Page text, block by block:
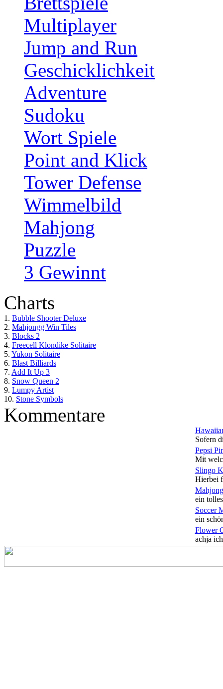
Multiplayer
Jump and Run
Geschicklichkeit
Adventure
Sudoku
Wort Spiele
Point and Klick
Tower Defense
Wimmelbild
Mahjong
Puzzle
3 Gewinnt
Charts
1. Bubble Shooter Deluxe
2. Mahjongg Win Tiles
3. Blocks 2
4. Freecell Klondike Solitaire
5. Yukon Solitaire
6. Blast Billiards
7. Add It Up 3
8. Snow Queen 2
9. Lumpy Artist
10. Stone Symbols
Kommentare
Sofern
Pepsi
Mit
Slingo
Hierbei
ein
Soccer
ein
Flower
achja